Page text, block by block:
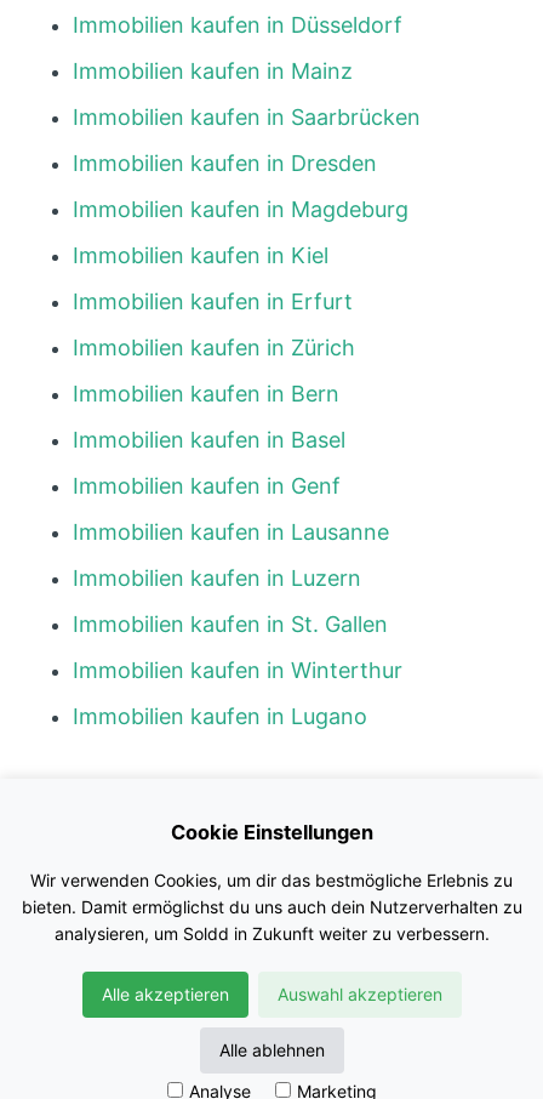
Immobilien kaufen in Düsseldorf
Immobilien kaufen in Mainz
Immobilien kaufen in Saarbrücken
Immobilien kaufen in Dresden
Immobilien kaufen in Magdeburg
Immobilien kaufen in Kiel
Immobilien kaufen in Erfurt
Immobilien kaufen in Zürich
Immobilien kaufen in Bern
Immobilien kaufen in Basel
Immobilien kaufen in Genf
Immobilien kaufen in Lausanne
Immobilien kaufen in Luzern
Immobilien kaufen in St. Gallen
Immobilien kaufen in Winterthur
Immobilien kaufen in Lugano
Impressum
Nutzungsbedingungen
Datenschutz
© Soldd GmbH
Cookie Einstellungen
Wir verwenden Cookies, um dir das bestmögliche Erlebnis zu
bieten. Damit ermöglichst du uns auch dein Nutzerverhalten zu
analysieren, um Soldd in Zukunft weiter zu verbessern.
Alle akzeptieren Auswahl akzeptieren
Alle ablehnen
Analyse
Marketing